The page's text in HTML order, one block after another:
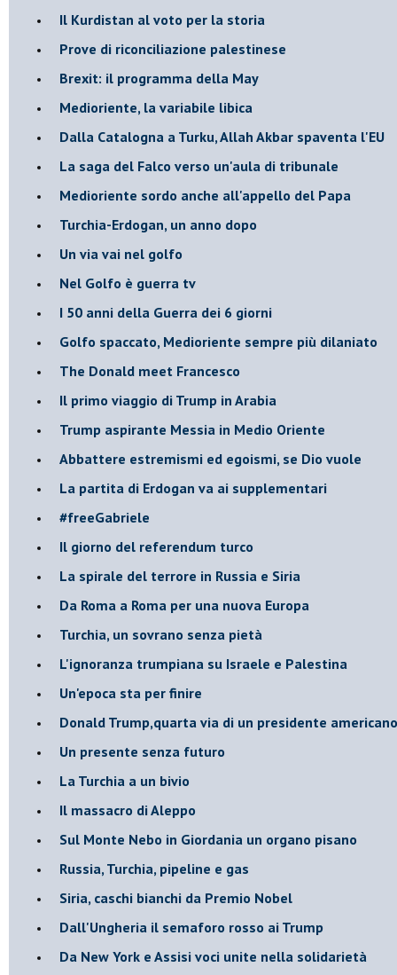
Il Kurdistan al voto per la storia
Prove di riconciliazione palestinese
Brexit: il programma della May
Medioriente, la variabile libica
Dalla Catalogna a Turku, Allah Akbar spaventa l'EU
La saga del Falco verso un'aula di tribunale
Medioriente sordo anche all'appello del Papa
Turchia-Erdogan, un anno dopo
Un via vai nel golfo
Nel Golfo è guerra tv
I 50 anni della Guerra dei 6 giorni
Golfo spaccato, Medioriente sempre più dilaniato
The Donald meet Francesco
Il primo viaggio di Trump in Arabia
Trump aspirante Messia in Medio Oriente
Abbattere estremismi ed egoismi, se Dio vuole
La partita di Erdogan va ai supplementari
#freeGabriele
Il giorno del referendum turco
La spirale del terrore in Russia e Siria
Da Roma a Roma per una nuova Europa
Turchia, un sovrano senza pietà
L'ignoranza trumpiana su Israele e Palestina
Un'epoca sta per finire
Donald Trump,quarta via di un presidente americano
Un presente senza futuro
La Turchia a un bivio
Il massacro di Aleppo
Sul Monte Nebo in Giordania un organo pisano
Russia, Turchia, pipeline e gas
Siria, caschi bianchi da Premio Nobel
Dall'Ungheria il semaforo rosso ai Trump
Da New York e Assisi voci unite nella solidarietà